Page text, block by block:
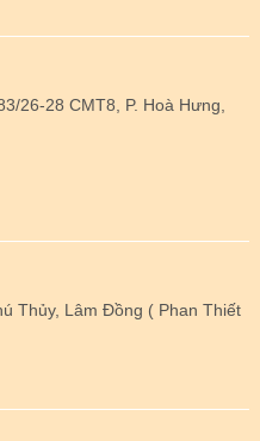
26-28 CMT8, P. Hoà Hưng,
Thủy, Lâm Đồng ( Phan Thiết